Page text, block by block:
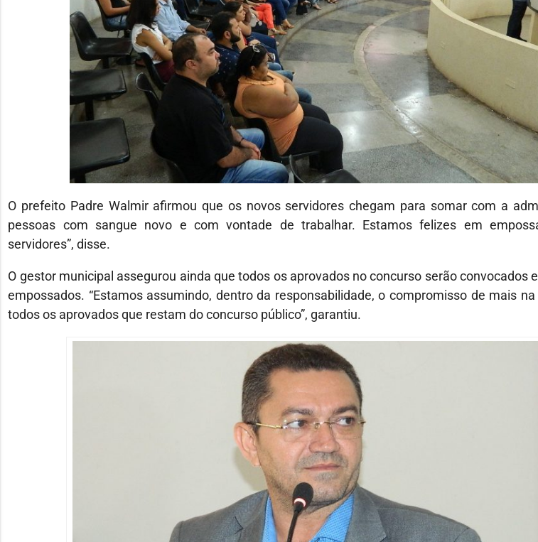
O prefeito Padre Walmir afirmou que os novos servidores chegam para somar com a
pessoas com sangue novo e com vontade de trabalhar. Estamos felizes em
servidores”, disse.
O gestor municipal assegurou ainda que todos os aprovados no concurso serão convocados
empossados. “Estamos assumindo, dentro da responsabilidade, o compromisso de mais
todos os aprovados que restam do concurso público”, garantiu.